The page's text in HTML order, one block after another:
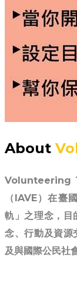
About
Volunteering
（IAVE）在臺
軌」之理念，目
念、行動及資源
及與國際公民社